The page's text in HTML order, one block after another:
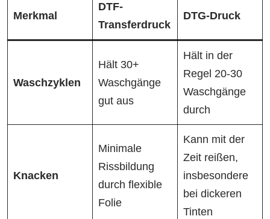
Merkmal
DTF-
Transferdruck
DTG-Druck
Waschzyklen
Hält 30+
Waschgänge
gut aus
Hält in der
Regel 20-30
Waschgänge
durch
Knacken
Minimale
Rissbildung
durch flexible
Folie
Kann mit der
Zeit reißen,
insbesondere
bei dickeren
Tinten